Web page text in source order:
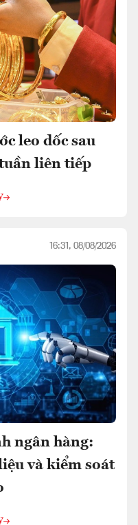
leo dốc sau
liên tiếp
16:31, 08/08/2026
ngân hàng:
và kiểm soát